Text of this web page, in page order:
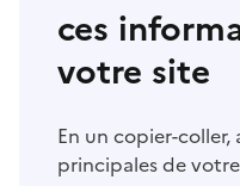
ces
votre site
En un copier-
principales de